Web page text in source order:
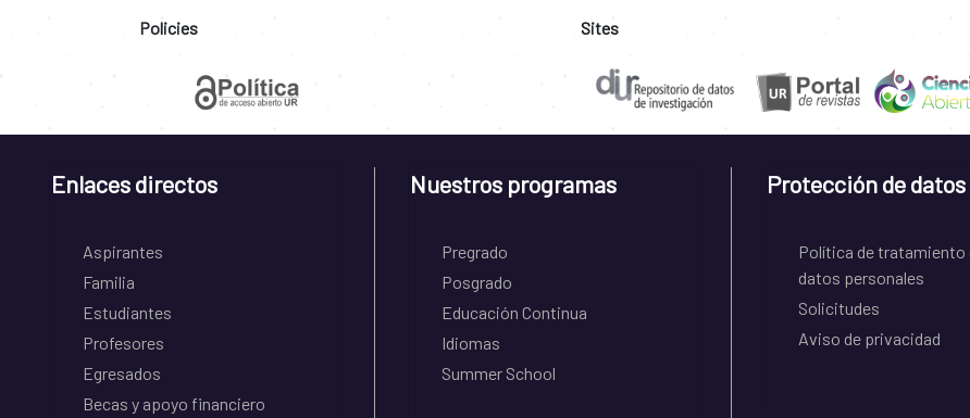
Policies Sites
Enlaces directos
Aspirantes
Familia
Estudiantes
Profesores
Egresados
Becas y apoyo financiero
Nuestros programas
Pregrado
Posgrado
Educación Continua
Idiomas
Summer School
Protección de datos
Política de tratamiento
datos personales
Solicitudes
Aviso de privacidad